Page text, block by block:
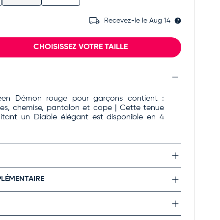
Recevez-le le Aug 14
CHOISISSEZ VOTRE TAILLE
Démon rouge pour garçons contient :
chemise, pantalon et cape | Cette tenue
un Diable élégant est disponible en 4